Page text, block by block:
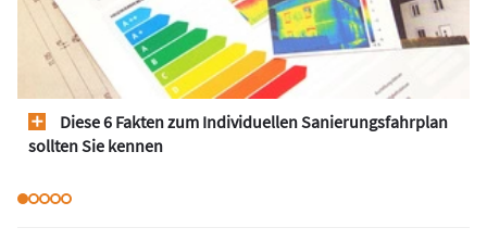
Diese 6 Fakten zum Individuellen Sanierungsfahrplan
sollten Sie kennen